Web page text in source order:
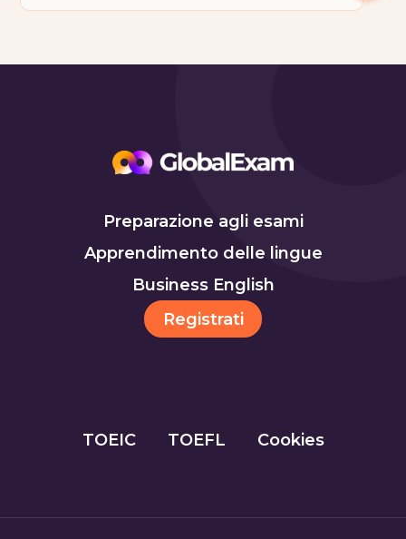
Preparazione agli esami
Apprendimento delle lingue
Business English
Registrati
TOEIC TOEFL Cookies